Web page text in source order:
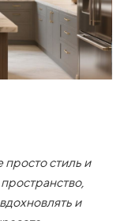
просто стиль и
и